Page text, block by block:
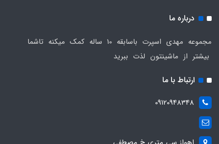
درباره ما
مجموعه مهدی اسپرت باسابقه 10 ساله کمک میکنه تاشما
بیشتر از ماشینتون لذت ببرید
ارتباط با ما
09120948348